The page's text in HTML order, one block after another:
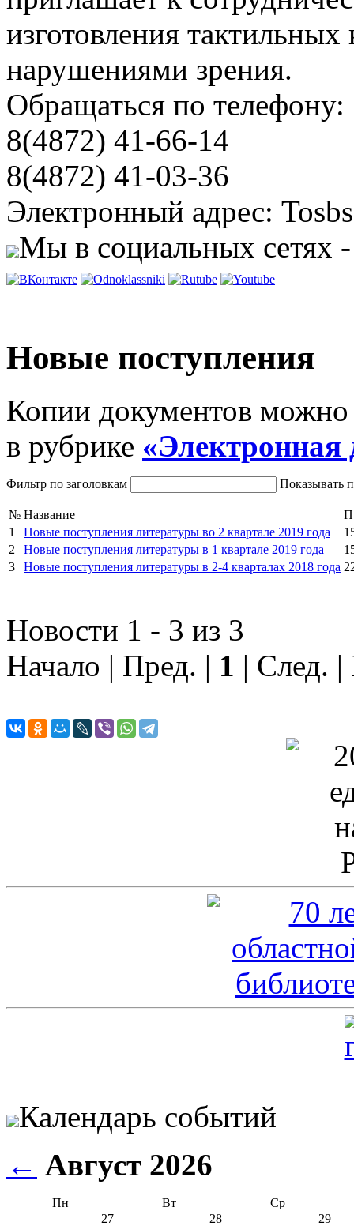
изготовления
нарушениями зрения.
Обращаться по телефону:
8(4872) 41-66-14
8(4872) 41-03-36
Электронный адрес:
Мы в социальных сетях
Новые поступления
Копии документов можно
в рубрике «Электронная
Фильтр по заголовкам Показывать
№ Название
1
Новые поступления литературы во 2 квартале 2019 года
2
Новые поступления литературы в 1 квартале 2019 года
3
Новые поступления литературы в 2-4 кварталах 2018 года
Новости 1 - 3 из 3
Начало | Пред. | 1 | След.
Календарь событий
← Август 2026
Пн Вт
Ср
27
28
29